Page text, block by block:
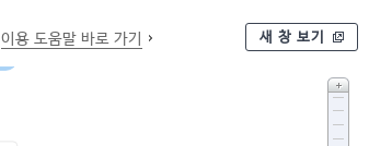
이용 도움말 바로 가기 새 창 보기